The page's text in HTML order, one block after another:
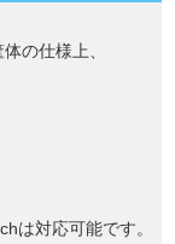
の仕様上、
は対応可能です。